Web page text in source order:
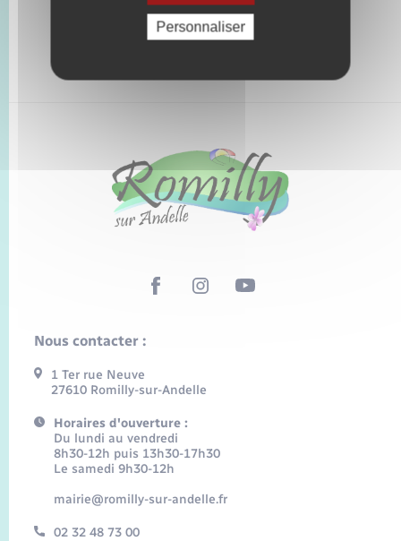
Nous contacter :
1 Ter rue Neuve
27610 Romilly-sur-Andelle
Horaires d'ouverture :
Du lundi au vendredi
8h30-12h puis 13h30-17h30
Le samedi 9h30-12h
mairie@romilly-sur-andelle.fr
02 32 48 73 00
Personnaliser